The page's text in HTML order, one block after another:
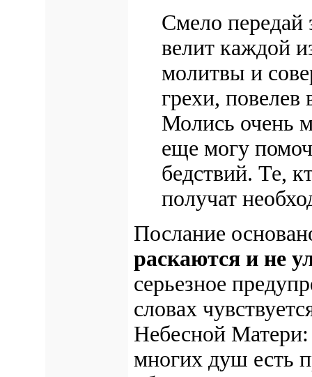
Смело передай
велит каждой
молитвы и
грехи,
Молись очень
еще могу
бедствий. Те,
получат
Послание
раскаются и не
серьезное
словах
Небесной
многих душ есть